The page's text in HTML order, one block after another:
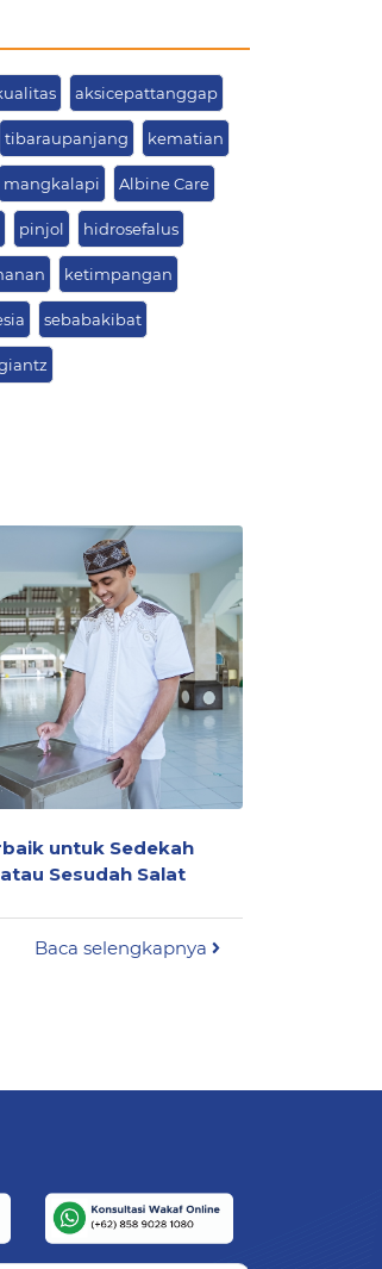
aksicepattanggap
tibaraupanjang kematian
mangkalapi Albine Care
pinjol hidrosefalus
ketimpangan
sebabakibat
untuk Sedekah
Sesudah Salat
Baca selengkapnya